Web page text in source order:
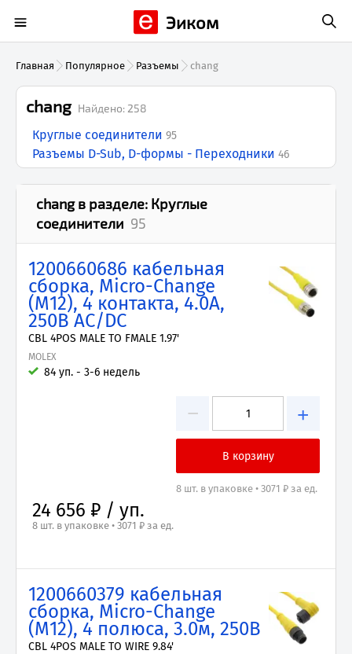
Эиком
Главная Популярное Разъемы chang
chang Найдено: 258
Круглые соединители 95
Разъемы D-Sub, D-формы - Переходники 46
changв разделе: Круглые
соединители 95
1200660686 кабельная
сборка, Micro-Change
(M12), 4 контакта, 4.0А,
250В AC/DC
CBL 4POS MALE TO FMALE 1.97'
MOLEX
84 уп. - 3-6 недель
− +
8 шт. в упаковке • 3071 ₽ за ед.
24 656 ₽ / уп.
8 шт. в упаковке • 3071 ₽ за ед.
1200660379 кабельная
сборка, Micro-Change
(M12), 4 полюса, 3.0м, 250В
CBL 4POS MALE TO WIRE 9.84'